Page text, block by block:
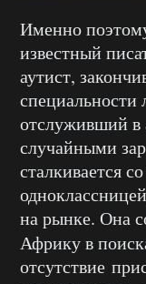
Именно
известный
аутист,
специальности
отслуживший
случайными
сталкивается
на рынке. Она
Африку в
отсутствие